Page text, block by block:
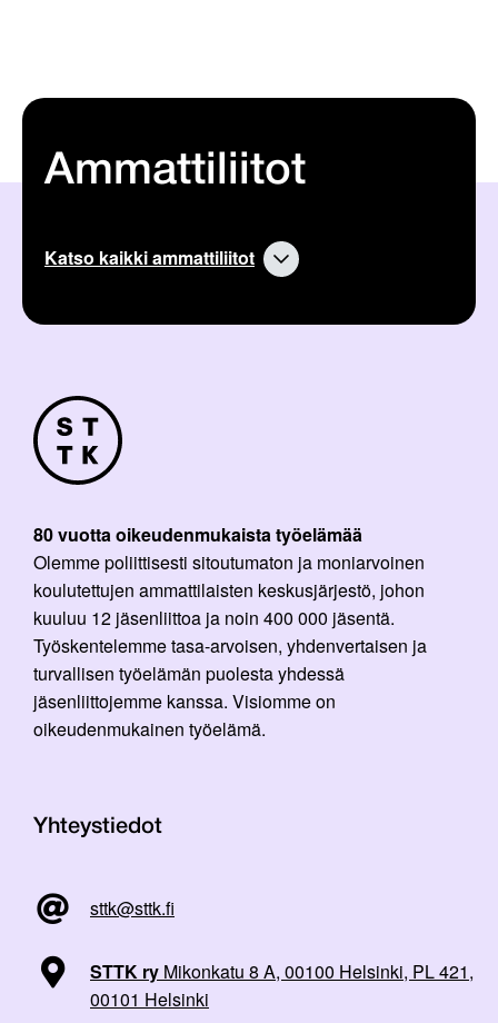
Ammattiliitot
Katso kaikki ammattiliitot
80 vuotta oikeudenmukaista työelämää
Olemme poliittisesti sitoutumaton ja moniarvoinen
koulutettujen ammattilaisten keskusjärjestö, johon
kuuluu 12 jäsenliittoa ja noin 400 000 jäsentä.
Työskentelemme tasa-arvoisen, yhdenvertaisen ja
turvallisen työelämän puolesta yhdessä
jäsenliittojemme kanssa. Visiomme on
oikeudenmukainen työelämä.
Yhteystiedot
sttk@sttk.fi
STTK ry Mikonkatu 8 A, 00100 Helsinki, PL 421,
00101 Helsinki